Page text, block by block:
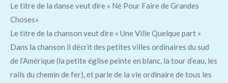
Le titre de la danse veut dire « Né Pour Faire de Grandes
Choses»
Le titre de la chanson veut dire « Une Ville Quelque part »
Dans la chanson il décrit des petites villes ordinaires du sud
de l’Amérique (la petite église peinte en blanc, la tour d’eau, les
rails du chemin de fer), et parle de la vie ordinaire de tous les